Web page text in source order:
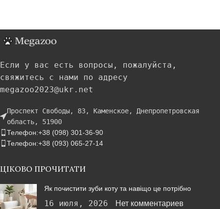
Если у вас есть вопросы, пожалуйста,
свяжитесь с нами по адресу
megazoo2023@ukr.net
Проспект Свободы, 83, Каменское, Днепропетровская
область, 51900
Телефон:+38 (098) 301-36-90
Телефон:+38 (093) 065-27-14
ЦІКОВО ПРОЧИТАТИ
Як почистити зуби коту та навіщо це потрібно
16 июля, 2026 Нет комментариев